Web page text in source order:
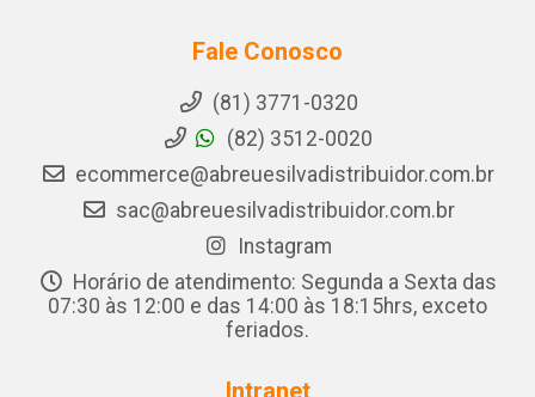
Fale Conosco
(81) 3771-0320
(82) 3512-0020
ecommerce@abreuesilvadistribuidor.com.br
sac@abreuesilvadistribuidor.com.br
Instagram
Horário de atendimento: Segunda a Sexta das
07:30 às 12:00 e das 14:00 às 18:15hrs, exceto
feriados.
Intranet